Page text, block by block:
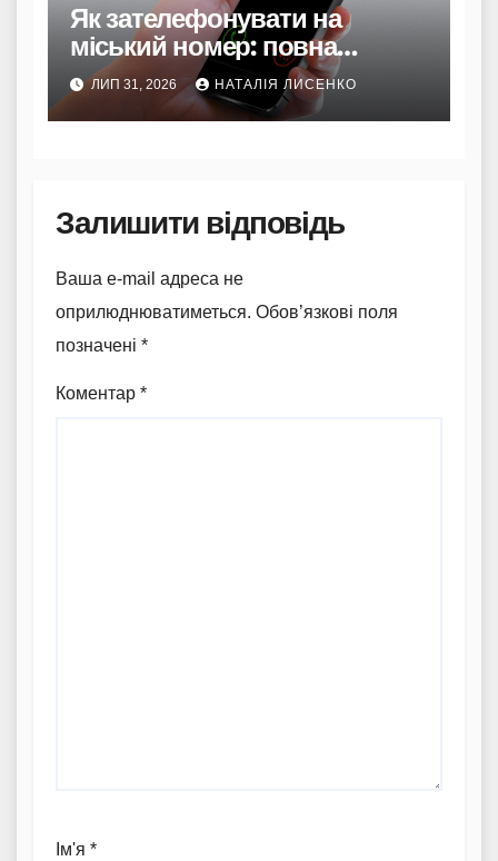
Як зателефонувати на
міський номер: повна
інструкція 2026 року
ЛИП 31, 2026 НАТАЛІЯ ЛИСЕНКО
Залишити відповідь
Ваша e-mail адреса не
оприлюднюватиметься. Обов’язкові поля
позначені *
Коментар *
Ім'я *